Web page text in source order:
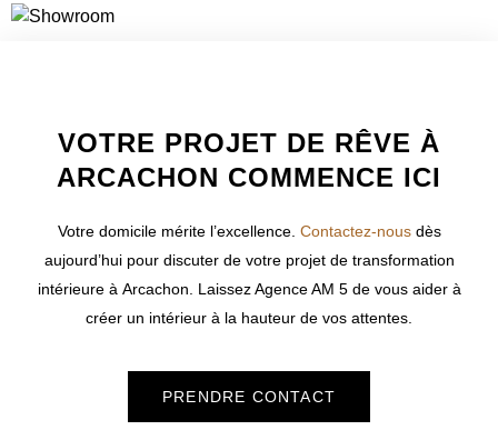
VOTRE PROJET DE RÊVE À
ARCACHON COMMENCE ICI
Votre domicile mérite l’excellence. Contactez-nousdès
aujourd’hui pour discuter de votre projet de transformation
intérieure à Arcachon. Laissez Agence AM 5 de vous aider à
créer un intérieur à la hauteur de vos attentes.
PRENDRE CONTACT